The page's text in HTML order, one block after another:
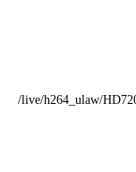
/live/h264_ulaw/